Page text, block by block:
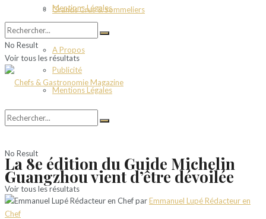
Grands Crus & Sommeliers
Contact
A Propos
Publicité
Mentions Légales
Mentions Légales
No Result
Voir tous les résultats
No Result
Voir tous les résultats
La 8e édition du Guide Michelin
Guangzhou vient d’être dévoilée
parEmmanuel Lupé Rédacteur en
Chef